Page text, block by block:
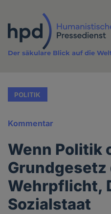
Inhalt
Der säkulare Blick auf die
POLITIK
Kommentar
Wenn Politik
Grundgesetz
Wehrpflicht,
Sozialstaat